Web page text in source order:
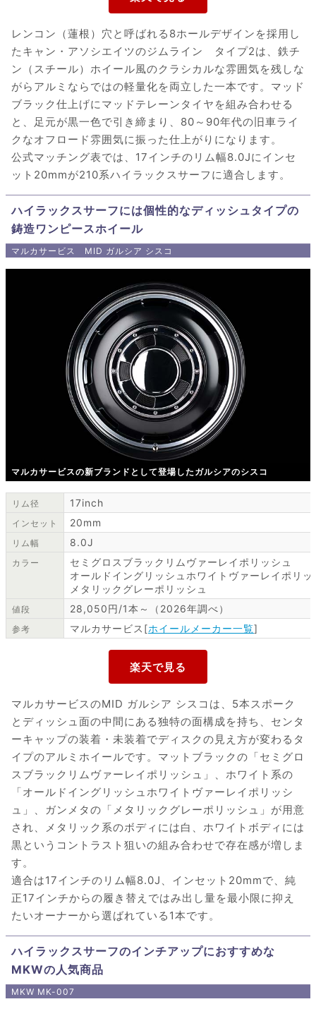
レンコン（蓮根）穴と呼ばれる8ホールデザインを採用し
たキャン・アソシエイツのジムライン タイプ2は、鉄チ
ン（スチール）ホイール風のクラシカルな雰囲気を残しな
がらアルミならではの軽量化を両立した一本です。マッド
ブラック仕上げにマッドテレーンタイヤを組み合わせる
と、足元が黒一色で引き締まり、80～90年代の旧車ライ
クなオフロード雰囲気に振った仕上がりになります。
公式マッチング表では、17インチのリム幅8.0Jにインセ
ット20mmが210系ハイラックスサーフに適合します。
ハイラックスサーフには個性的なディッシュタイプの
鋳造ワンピースホイール
マルカサービス MID ガルシア シスコ
マルカサービスの新ブランドとして登場したガルシアのシスコ
リム径 17inch
インセット 20mm
リム幅 8.0J
カラー
セミグロスブラックリムヴァーレイポリッシュ
オールドイングリッシュホワイトヴァーレイポリッ
メタリックグレーポリッシュ
値段 28,050円/1本～（2026年調べ）
参考 マルカサービス[ホイールメーカー一覧]
マルカサービスのMID ガルシア シスコは、5本スポーク
とディッシュ面の中間にある独特の面構成を持ち、センタ
ーキャップの装着・未装着でディスクの見え方が変わるタ
イプのアルミホイールです。マットブラックの「セミグロ
スブラックリムヴァーレイポリッシュ」、ホワイト系の
「オールドイングリッシュホワイトヴァーレイポリッシ
ュ」、ガンメタの「メタリックグレーポリッシュ」が用意
され、メタリック系のボディには白、ホワイトボディには
黒というコントラスト狙いの組み合わせで存在感が増しま
す。
適合は17インチのリム幅8.0J、インセット20mmで、純
正17インチからの履き替えではみ出し量を最小限に抑え
たいオーナーから選ばれている1本です。
ハイラックスサーフのインチアップにおすすめな
MKWの人気商品
MKW MK-007